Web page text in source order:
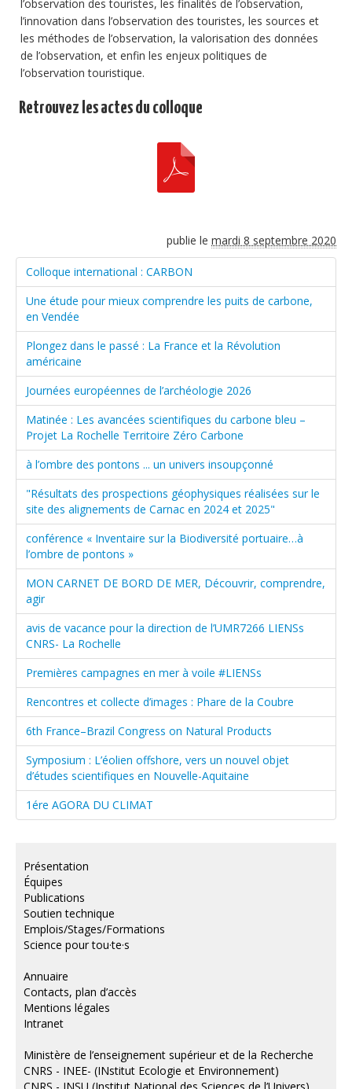
l’observation des touristes, les finalités de l’observation,
l’innovation dans l’observation des touristes, les sources et
les méthodes de l’observation, la valorisation des données
de l’observation, et enfin les enjeux politiques de
l’observation touristique.
Retrouvez les actes du colloque
publie le mardi 8 septembre 2020
Colloque international : CARBON
Une étude pour mieux comprendre les puits de carbone,
en Vendée
Plongez dans le passé : La France et la Révolution
américaine
Journées européennes de l’archéologie 2026
Matinée : Les avancées scientifiques du carbone bleu –
Projet La Rochelle Territoire Zéro Carbone
à l’ombre des pontons ... un univers insoupçonné
"Résultats des prospections géophysiques réalisées sur le
site des alignements de Carnac en 2024 et 2025"
conférence « Inventaire sur la Biodiversité portuaire…à
l’ombre de pontons »
MON CARNET DE BORD DE MER, Découvrir, comprendre,
agir
avis de vacance pour la direction de l’UMR7266 LIENSs
CNRS- La Rochelle
Premières campagnes en mer à voile #LIENSs
Rencontres et collecte d’images : Phare de la Coubre
6th France–Brazil Congress on Natural Products
Symposium : L’éolien offshore, vers un nouvel objet
d’études scientifiques en Nouvelle-Aquitaine
1ére AGORA DU CLIMAT
Présentation
Équipes
Publications
Soutien technique
Emplois/Stages/Formations
Science pour tou·te·s
Annuaire
Contacts, plan d’accès
Mentions légales
Intranet
Ministère de l’enseignement supérieur et de la Recherche
CNRS - INEE- (INstitut Ecologie et Environnement)
CNRS - INSU (Institut National des Sciences de l’Univers)